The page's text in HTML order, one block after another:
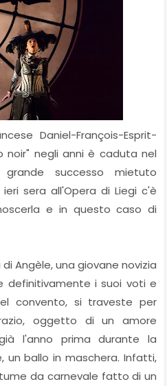
Daniel-François-Esprit-
noir" negli anni è caduta nel
successo mietuto
sera all'Opera di Liegi c'è
e in questo caso di
Angèle, una giovane novizia
definitivamente i suoi voti e
convento, si traveste per
oggetto di un amore
l'anno prima durante la
un ballo in maschera. Infatti,
da carnevale fatto di un